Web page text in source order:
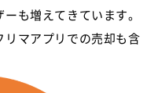
も増えてきています。
リマアプリでの売却も含